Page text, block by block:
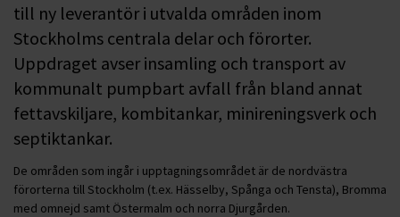
till ny leverantör i utvalda områden inom
Stockholms centrala delar och förorter.
Uppdraget avser insamling och transport av
kommunalt pumpbart avfall från bland annat
fettavskiljare, kombitankar, minireningsverk och
septiktankar.
De områden som ingår i upptagningsområdet är de nordvästra
förorterna till Stockholm (t.ex. Hässelby, Spånga och Tensta), Bromma
med omnejd samt Östermalm och norra Djurgården.